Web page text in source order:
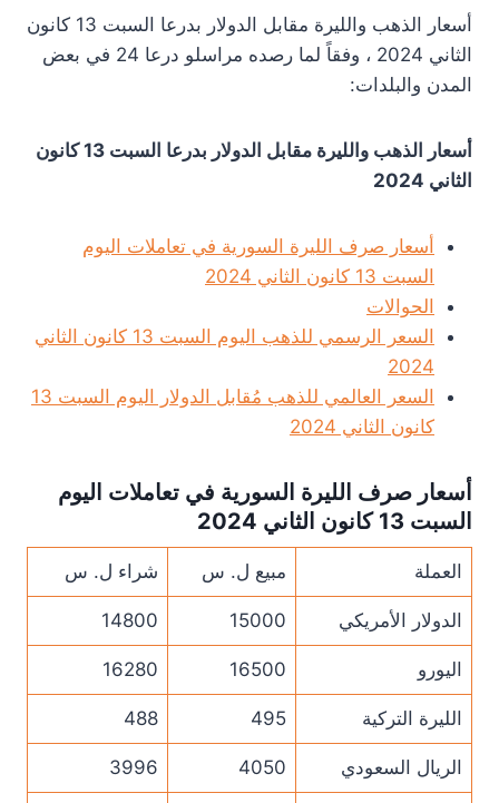
أسعار الذهب والليرة مقابل الدولار بدرعا السبت 13 كانون
الثاني 2024 ، وفقاً لما رصده مراسلو درعا 24 في بعض
المدن والبلدات:
أسعار الذهب والليرة مقابل الدولار بدرعا السبت 13 كانون
الثاني 2024
أسعار صرف الليرة السورية في تعاملات اليوم
السبت 13 كانون الثاني 2024
الحوالات
السعر الرسمي للذهب اليوم السبت 13 كانون الثاني
2024
السعر العالمي للذهب مُقابل الدولار اليوم السبت 13
كانون الثاني 2024
أسعار صرف الليرة السورية في تعاملات اليوم
السبت 13 كانون الثاني 2024
العملة مبيع ل. س شراء ل. س
الدولار الأمريكي 15000
14800
اليورو 16500
16280
الليرة التركية 495
488
الريال السعودي 4050
3996